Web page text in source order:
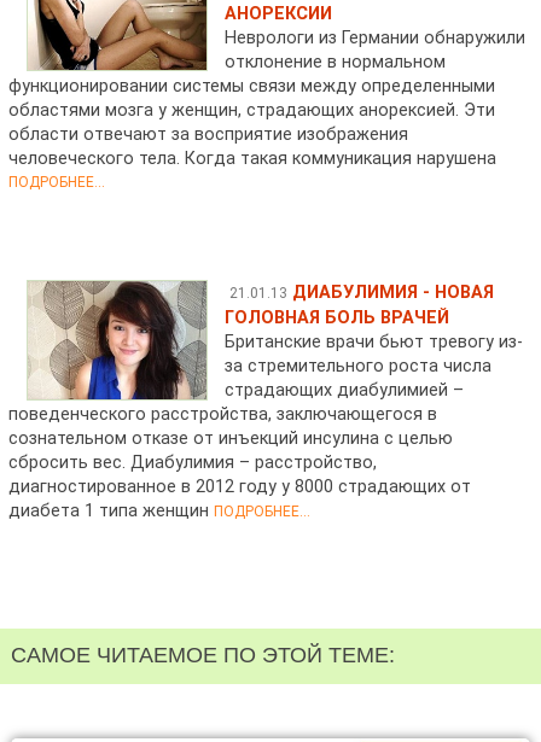
АНОРЕКСИИ
Неврологи из Германии обнаружили
отклонение в нормальном
функционировании системы связи между определенными
областями мозга у женщин, страдающих анорексией. Эти
области отвечают за восприятие изображения
человеческого тела. Когда такая коммуникация нарушена
ПОДРОБНЕЕ...
21.01.13 ДИАБУЛИМИЯ - НОВАЯ
ГОЛОВНАЯ БОЛЬ ВРАЧЕЙ
Британские врачи бьют тревогу из-
за стремительного роста числа
страдающих диабулимией –
поведенческого расстройства, заключающегося в
сознательном отказе от инъекций инсулина с целью
сбросить вес. Диабулимия – расстройство,
диагностированное в 2012 году у 8000 страдающих от
диабета 1 типа женщинПОДРОБНЕЕ...
САМОЕ ЧИТАЕМОЕ ПО ЭТОЙ ТЕМЕ: